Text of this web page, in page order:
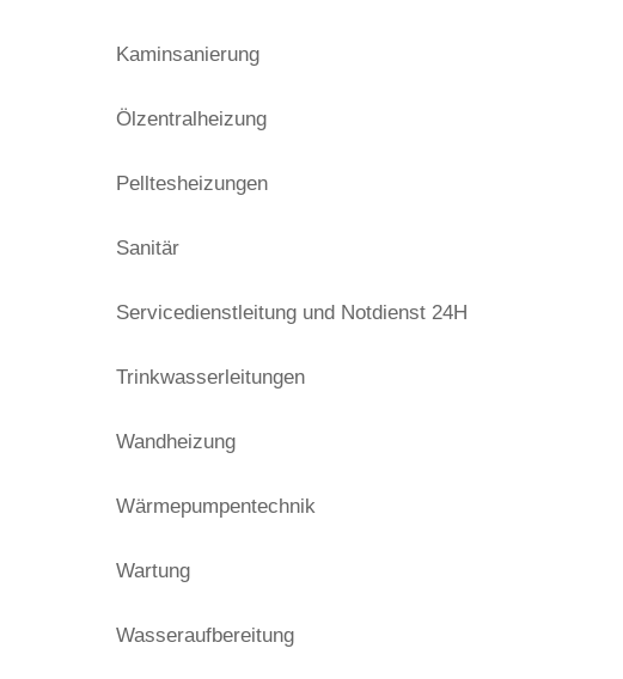
Kaminsanierung
Ölzentralheizung
Pelltesheizungen
Sanitär
Servicedienstleitung und Notdienst 24H
Trinkwasserleitungen
Wandheizung
Wärmepumpentechnik
Wartung
Wasseraufbereitung